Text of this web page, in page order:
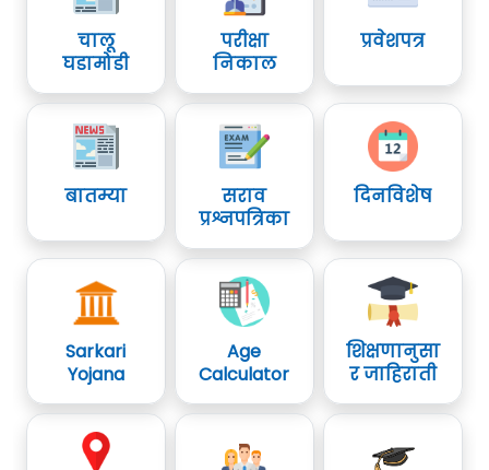
चालू
घडामोडी
परीक्षा
निकाल
प्रवेशपत्र
बातम्या
सराव
प्रश्नपत्रिका
दिनविशेष
Sarkari
Yojana
Age
Calculator
शिक्षणानुसा
र जाहिराती